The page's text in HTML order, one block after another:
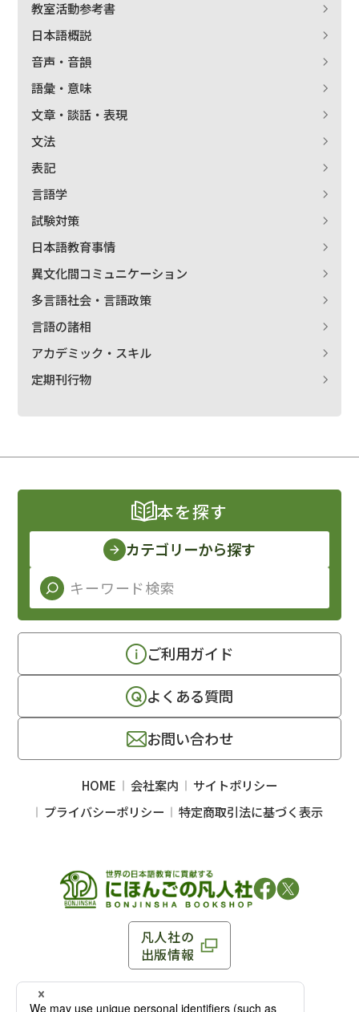
教室活動参考書
日本語概説
音声・音韻
語彙・意味
文章・談話・表現
文法
表記
言語学
試験対策
日本語教育事情
異文化間コミュニケーション
多言語社会・言語政策
言語の諸相
アカデミック・スキル
定期刊行物
凡人社の
出版情報
〒102-0093 東京都千代田区平河町 1-3-13 8F
本を探す
カテゴリーから探す
ご利用ガイド
よくある質問
お問い合わせ
HOME 会社案内
サイトポリシー
プライバシーポリシー
特定商取引法に基づく表示